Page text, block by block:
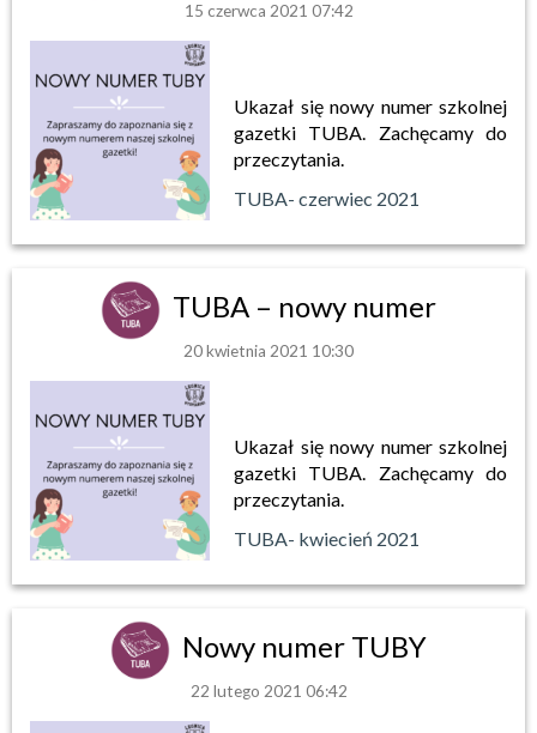
15 czerwca 2021 07:42
Ukazał się nowy numer szkolnej
gazetki TUBA. Zachęcamy do
przeczytania.
TUBA- czerwiec 2021
TUBA – nowy numer
20 kwietnia 2021 10:30
Ukazał się nowy numer szkolnej
gazetki TUBA. Zachęcamy do
przeczytania.
TUBA- kwiecień 2021
Nowy numer TUBY
22 lutego 2021 06:42